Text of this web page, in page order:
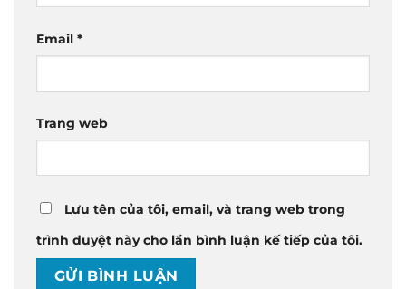
Email *
Trang web
Lưu tên của tôi, email, và trang web trong
trình duyệt này cho lần bình luận kế tiếp của tôi.